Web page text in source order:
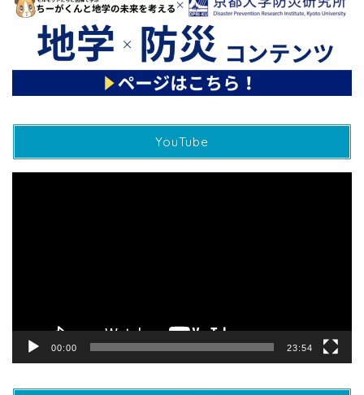
YouTube
00:00 23:54